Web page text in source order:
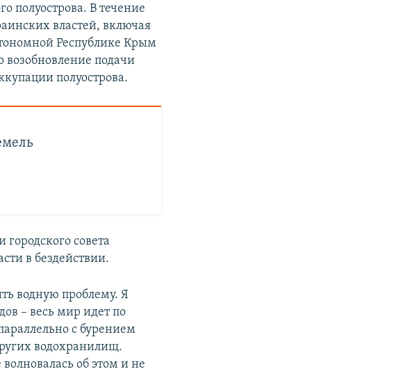
полуострова. В течение
властей, включая
Республике Крым
возобновление подачи
полуострова.
совета
в бездействии.
водную проблему. Я
– весь мир идет по
с бурением
водохранилищ.
об этом и не